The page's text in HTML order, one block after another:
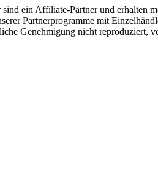
ein Affiliate-Partner und erhalten
Partnerprogramme mit
Genehmigung nicht reproduziert,